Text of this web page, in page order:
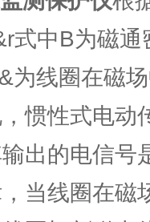
式中B为磁
为线圈在磁
惯性式电动
出的电信号
当线圈在磁